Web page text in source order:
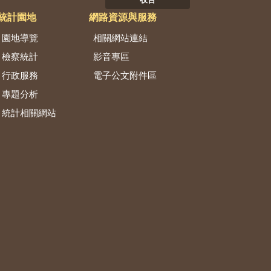
計園地
園地導覽
檢察統計
行政服務
專題分析
統計相關網站
網路資源與服務
相關網站連結
影音專區
電子公文附件區